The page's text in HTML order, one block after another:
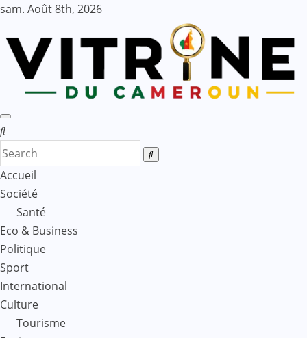
Skip
content
sam. Août 8th, 2026
Accueil
Société
Santé
Eco & Business
Politique
Sport
International
Culture
Tourisme